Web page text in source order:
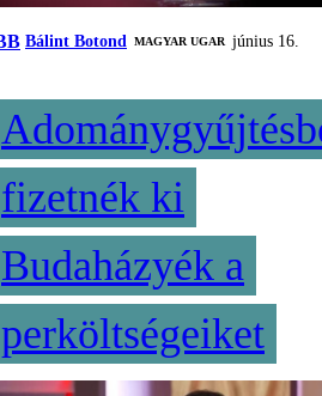
Bálint Botond MAGYAR UGAR június 16.
fizetnék ki
Budaházyék a
perköltségeiket